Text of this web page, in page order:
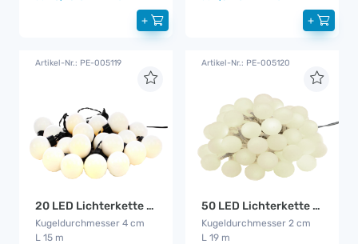
+ +
Artikel-Nr.: PE-005119
20 LED Lichterkette warm - weiß
Kugeldurchmesser 4 cm
L 15 m
Artikel-Nr.: PE-005120
50 LED Lichterkette warm - weiß
Kugeldurchmesser 2 cm
L 19 m